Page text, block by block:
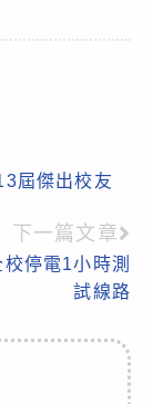
屆傑出校友
下一篇文章
停電1小時測
試線路